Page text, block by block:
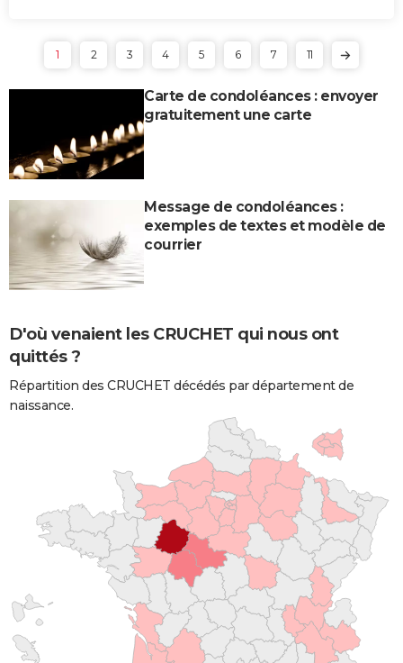
1 2 3 4 5 6 7 11
Carte de condoléances : envoyer
gratuitement une carte
Message de condoléances :
exemples de textes et modèle de
courrier
D'où venaient les CRUCHET qui nous ont
quittés ?
Répartition des CRUCHET décédés par département de
naissance.